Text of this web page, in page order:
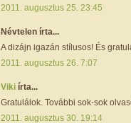
2011. augusztus 25. 23:45
Névtelen írta...
A dizájn igazán stílusos! És
2011. augusztus 26. 7:07
Viki írta...
Gratulálok. További sok-sok
2011. augusztus 30. 19:14